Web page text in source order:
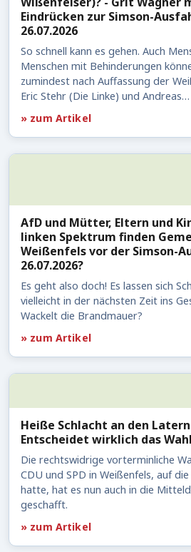
Eindrücken zur Simson-
26.07.2026
So schnell kann es gehen. Auch
Menschen mit Behinderungen
zumindest nach Auffassung der
Eric Stehr (Die Linke) und Andreas…
» zum Artikel
AfD und Mütter, Eltern und
linken Spektrum finden
Weißenfels vor der Simson-
26.07.2026?
Es geht also doch! Es lassen sich
vielleicht in der nächsten Zeit ins
Wackelt die Brandmauer?
» zum Artikel
Heiße Schlacht an den
Entscheidet wirklich das
Die rechtswidrige vorterminliche
CDU und SPD in Weißenfels, auf
hatte, hat es nun auch in die
geschafft.
» zum Artikel